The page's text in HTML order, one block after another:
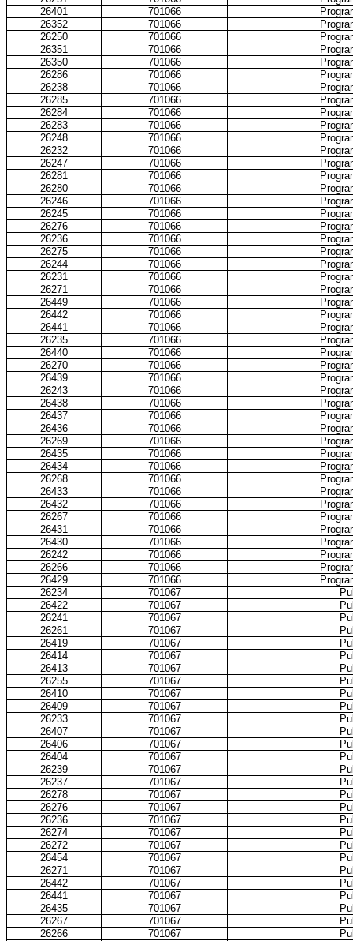
26401
701066
26352
701066
26250
701066
26351
701066
26350
701066
26286
701066
26238
701066
26285
701066
26284
701066
26283
701066
26248
701066
26232
701066
26247
701066
26281
701066
26280
701066
26246
701066
26245
701066
26276
701066
26236
701066
26275
701066
26244
701066
26231
701066
26271
701066
26449
701066
26442
701066
26441
701066
26235
701066
26440
701066
26270
701066
26439
701066
26243
701066
26438
701066
26437
701066
26436
701066
26269
701066
26435
701066
26434
701066
26268
701066
26433
701066
26432
701066
26267
701066
26431
701066
26430
701066
26242
701066
26266
701066
26429
701066
26234
701067
26422
701067
26241
701067
26261
701067
26419
701067
26414
701067
26413
701067
26255
701067
26410
701067
26409
701067
26233
701067
26407
701067
26406
701067
26404
701067
26239
701067
26237
701067
26278
701067
26276
701067
26236
701067
26274
701067
26272
701067
26454
701067
26271
701067
26442
701067
26441
701067
26435
701067
26267
701067
26266
701067